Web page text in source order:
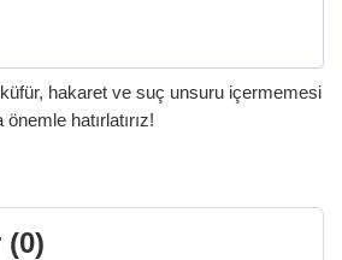
hakaret ve suç unsuru içermemesi
hatırlatırız!
(0)